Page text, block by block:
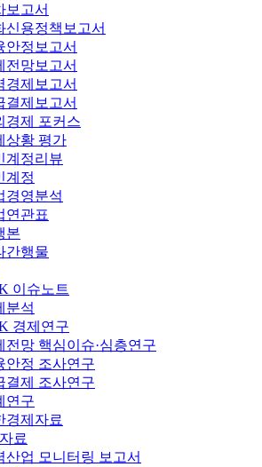
보고서
신용정책보고서
안정보고서
전망보고서
경제보고서
결제보고서
경제 포커스
상황 평가
계정리뷰
계정
경영분석
연관표
본
간행물
이슈노트
분석
경제연구
전망 핵심이슈·심층연구
안정 조사연구
결제 조사연구
연구
경제자료
료
산업 모니터링 보고서